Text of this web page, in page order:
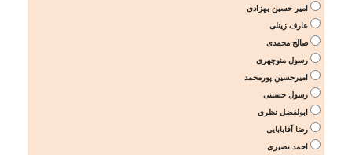
امیر حسین بهزادی
عارف زینلی
صالح محمدی
رسول منوچهری
امیرحسین پورمحمد
رسول حسینی
ابولفضل نظری
رضا آقابابایی
احمد نصیری